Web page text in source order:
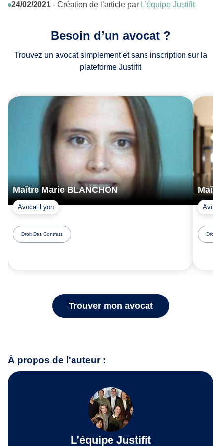
24/02/2021 - Création de l’article par L’équipe Justifit
Besoin d’un avocat ?
Trouvez un avocat simplement et sans inscription sur la
plateforme Justifit
Maître Marie BLANCHON
Avocat Lyon
Droit Des Contrats Droit
Trouver mon avocat
À propos de l'auteur :
L’équipe Justifit